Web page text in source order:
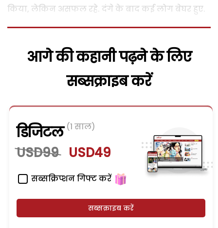
किया, लेकिन असफल रहे. दंगे के बाद कई लोग बेघर हुए.
आगे की कहानी पढ़ने के लिए
सब्सक्राइब करें
डिजिटल (1 साल)
USD99 USD49
सब्सक्रिप्शन गिफ्ट करें
सब्सक्राइब करें